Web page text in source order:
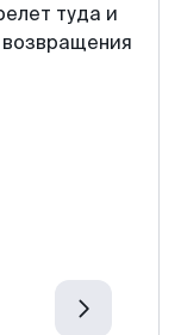
туда и